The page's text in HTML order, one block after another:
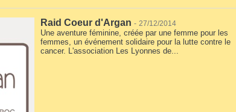
Raid Coeur d'Argan - 27/12/2014
Une aventure féminine, créée par une femme pour les
femmes, un événement solidaire pour la lutte contre le
cancer. L'association Les Lyonnes de...